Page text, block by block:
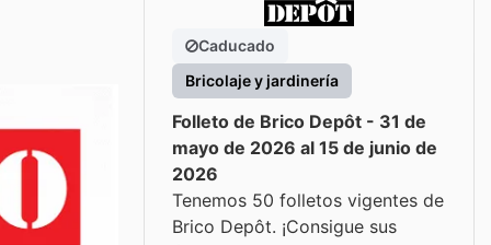
Caducado
Bricolaje y jardinería
Folleto de Brico Depôt - 31 de
mayo de 2026 al 15 de junio de
2026
Tenemos 50 folletos vigentes de
Brico Depôt. ¡Consigue sus